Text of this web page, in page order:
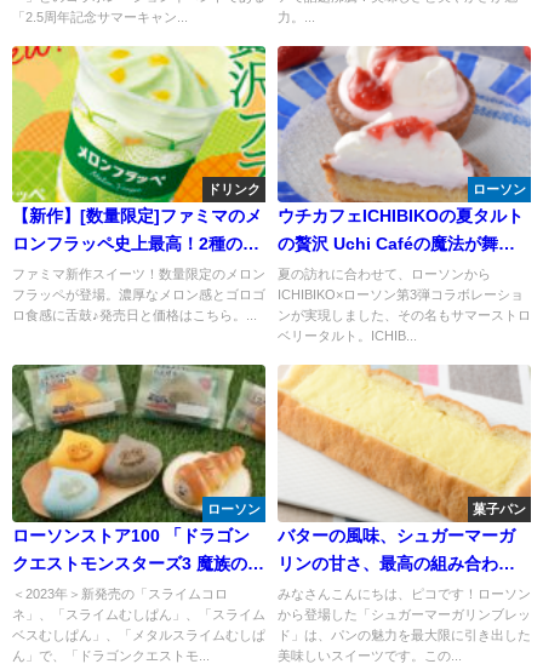
ペーン」8月22日（火）から開催
「2.5周年記念サマーキャン...
力。...
ドリンク
【新作】[数量限定]ファミマのメ
ロンフラッペ史上最高！2種の濃
厚なメロン感とゴロゴロ食感に
舌鼓♪
ファミマ新作スイーツ！数量限定のメロン
フラッペが登場。濃厚なメロン感とゴロゴ
ロ食感に舌鼓♪発売日と価格はこちら。...
ローソン
ウチカフェICHIBIKOの夏タルト
の贅沢 Uchi Caféの魔法が舞う
サマーストロベリータルト
夏の訪れに合わせて、ローソンから
ICHIBIKO×ローソン第3弾コラボレーショ
ンが実現しました、その名もサマーストロ
ベリータルト。ICHIB...
ローソン
ローソンストア100 「​ドラゴン
クエストモンスターズ3 魔族の王
子とエルフの旅」発売記念！ロ
ーソンストア100に「スライムコ
ロネ」「スライムむしぱん」が
＜2023年＞新発売の「スライムコロ
ネ」、「スライムむしぱん」、「スライム
ベスむしぱん」、「メタルスライムむしぱ
ん」で、「ドラゴンクエストモ...
菓子パン
バターの風味、シュガーマーガ
リンの甘さ、最高の組み合わ
せ。シュガーマーガリンブレッ
ド
みなさんこんにちは、ピコです！ローソン
から登場した「シュガーマーガリンブレッ
ド」は、パンの魅力を最大限に引き出した
美味しいスイーツです。この...